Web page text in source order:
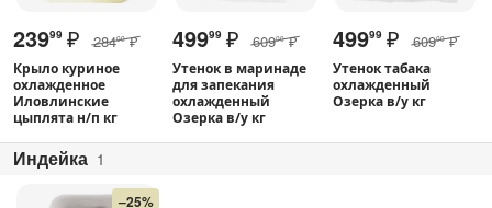
23999 ₽ 28400 ₽
Крыло куриное
охлажденное
Иловлинские
цыплята н/п кг
49999 ₽ 60900 ₽
Утенок в маринаде
для запекания
охлажденный
Озерка в/у кг
49999 ₽ 60900 ₽
Утенок табака
охлажденный
Озерка в/у кг
Индейка 1
–25%